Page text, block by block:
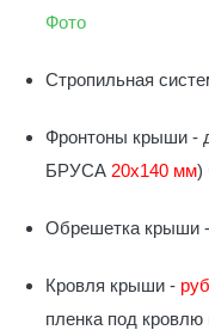
Фото
Стропильная
Фронтоны крыши -
БРУСА 20х140 мм)
Обрешетка крыши
Кровля крыши -
пленка под кровлю